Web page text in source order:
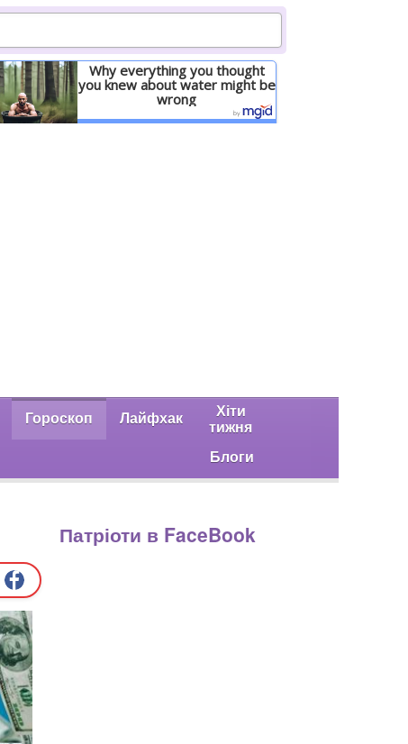
Why everything you thought
you knew about water might be
wrong
Гороскоп Лайфхак Хіти
тижня
Блоги
Патріоти в FaceBook